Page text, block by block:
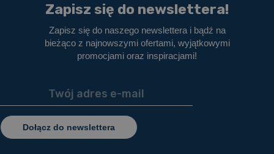
Zapisz się do newslettera!
Zapisz się do naszego newslettera i bądź na
bieżąco z najnowszymi ofertami, wyjątkowymi
promocjami oraz inspiracjami!
Dołącz do newslettera